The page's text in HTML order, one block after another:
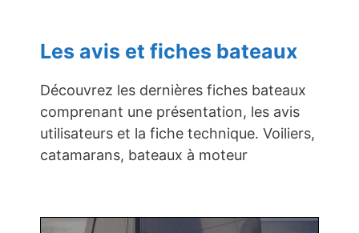
Les avis et fiches bateaux
Découvrez les dernières fiches bateaux
comprenant une présentation, les avis
utilisateurs et la fiche technique. Voiliers,
catamarans, bateaux à moteur